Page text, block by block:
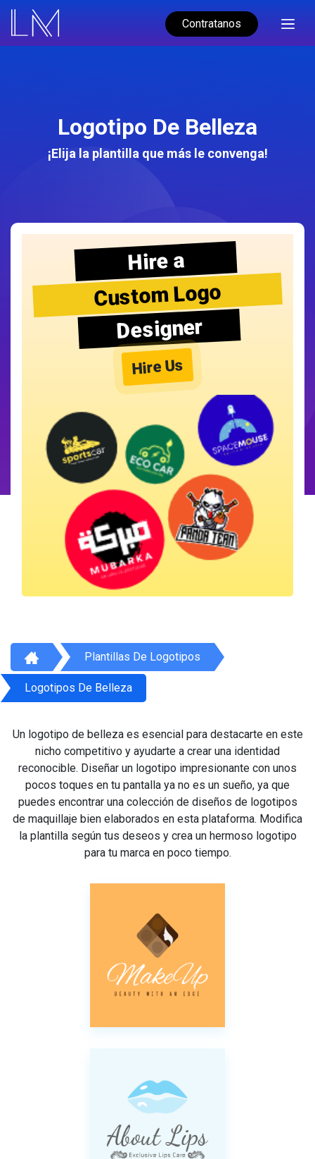
Contratanos
Logotipo De Belleza
¡Elija la plantilla que más le convenga!
Hire a
Custom Logo
Designer
Hire Us
Plantillas De Logotipos
Logotipos De Belleza
Un logotipo de belleza es esencial para destacarte en este
nicho competitivo y ayudarte a crear una identidad
reconocible. Diseñar un logotipo impresionante con unos
pocos toques en tu pantalla ya no es un sueño, ya que
puedes encontrar una colección de diseños de logotipos
de maquillaje bien elaborados en esta plataforma. Modifica
la plantilla según tus deseos y crea un hermoso logotipo
para tu marca en poco tiempo.